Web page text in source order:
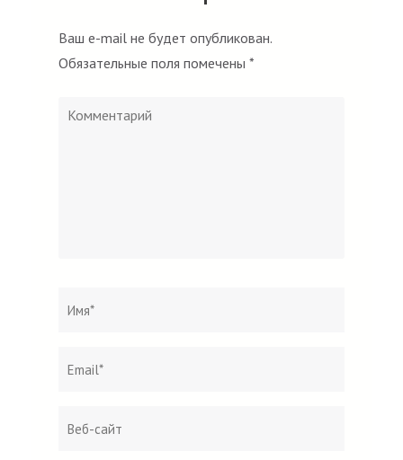
Ваш e-mail не будет опубликован.
Обязательные поля помечены *
Комментарий
Название